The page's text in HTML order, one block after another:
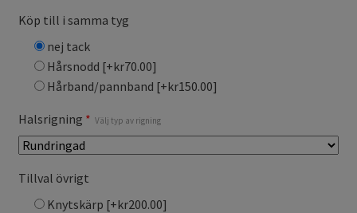
Köp till i samma tyg
nej tack
Hårsnodd [+kr70.00]
Hårband/pannband [+kr150.00]
Halsrigning * Välj typ av rigning
Tillval övrigt
Knytskärp [+kr200.00]